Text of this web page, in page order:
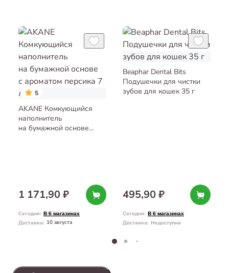
5
AKANE Комкующийся
наполнитель
на бумажной основе
1 171,90 ₽
Сегодня: В 6 магазинах
Доставка: 10 августа
Beaphar Dental Bits
Подушечки для чистки
зубов для кошек 35 г
495,90 ₽
Сегодня: В 6 магазинах
Доставка: Недоступна